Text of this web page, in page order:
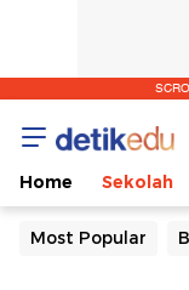
Home Sekolah
Most Popular